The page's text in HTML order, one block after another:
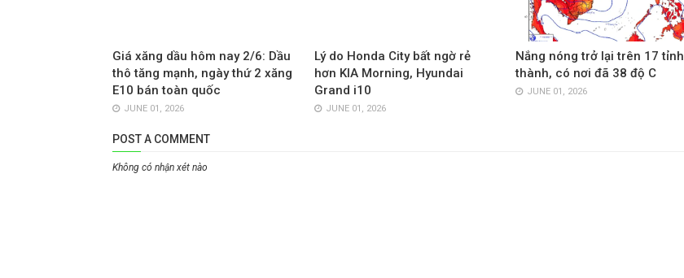
Giá xăng dầu hôm nay 2/6: Dầu
thô tăng mạnh, ngày thứ 2 xăng
E10 bán toàn quốc
JUNE 01, 2026
Lý do Honda City bất ngờ rẻ
hơn KIA Morning, Hyundai
Grand i10
JUNE 01, 2026
Nắng nóng trở lại trên 17 tỉnh
thành, có nơi đã 38 độ C
JUNE 01, 2026
POST A COMMENT
Không có nhận xét nào